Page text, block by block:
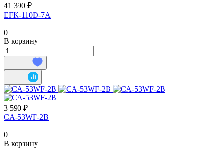
41 390 ₽
EFK-110D-7A
0
В корзину
3 590 ₽
CA-53WF-2B
0
В корзину